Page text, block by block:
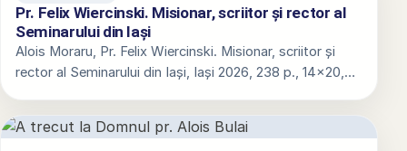
Pr. Felix Wiercinski. Misionar, scriitor și rector al
Seminarului din Iași
Alois Moraru, Pr. Felix Wiercinski. Misionar, scriitor și
rector al Seminarului din Iași, Iași 2026, 238 p., 14×20,…